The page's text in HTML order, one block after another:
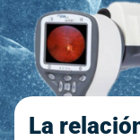
La